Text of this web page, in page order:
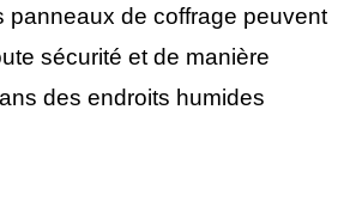
panneaux de coffrage peuvent
sécurité et de manière
des endroits humides